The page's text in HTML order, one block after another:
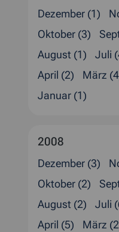
Dezember (1)
Oktober (3)
August (1)
Juli
April (2)
März
Januar (1)
2008
Dezember (3)
Oktober (2)
August (2)
Juli
April (5)
März